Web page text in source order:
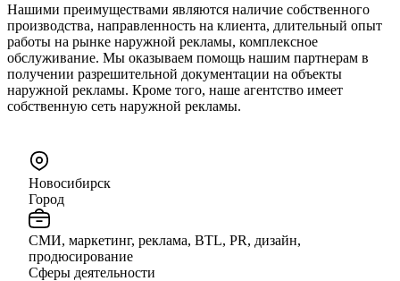
Нашими преимуществами являются наличие собственного
производства, направленность на клиента, длительный опыт
работы на рынке наружной рекламы, комплексное
обслуживание. Мы оказываем помощь нашим партнерам в
получении разрешительной документации на объекты
наружной рекламы. Кроме того, наше агентство имеет
собственную сеть наружной рекламы.
Новосибирск
Город
СМИ, маркетинг, реклама, BTL, PR, дизайн,
продюсирование
Сферы деятельности